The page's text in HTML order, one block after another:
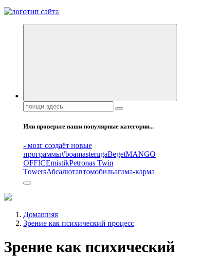
Все самое интересное, вдохновляющее и тайное внутри.
Поиск:
Или проверьте наши популярные категории...
- мозг создаёт новые
программы#boamasterugaBegetMANGO
OFFICEmistikPetronas Twin
TowersАбсалютавтомобильагама-карма
Домашняя
Зрение как психический процесс
Зрение как психический